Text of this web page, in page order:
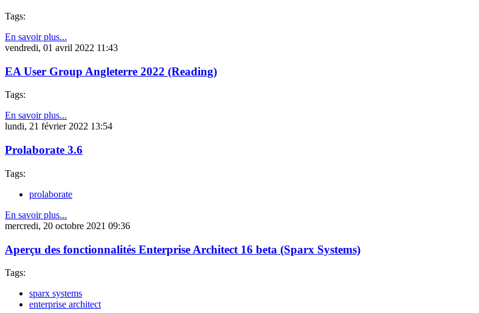
Tags:
En savoir plus...
vendredi, 01 avril 2022 11:43
EA User Group Angleterre 2022 (Reading)
Tags:
En savoir plus...
lundi, 21 février 2022 13:54
Prolaborate 3.6
Tags:
prolaborate
En savoir plus...
mercredi, 20 octobre 2021 09:36
Aperçu des fonctionnalités Enterprise Architect 16 beta (Sparx Systems)
Tags:
sparx systems
enterprise architect